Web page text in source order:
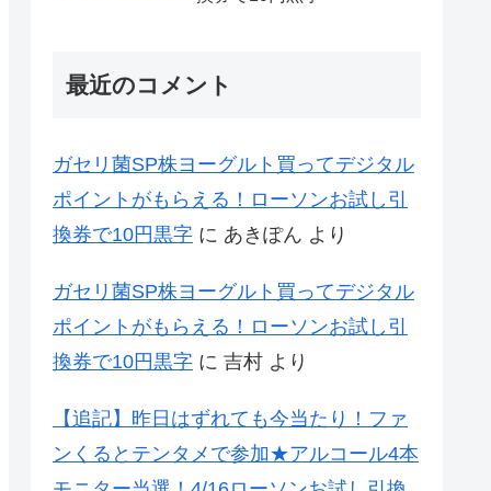
最近のコメント
ガセリ菌SP株ヨーグルト買ってデジタル
ポイントがもらえる！ローソンお試し引
換券で10円黒字 に あきぽん より
ガセリ菌SP株ヨーグルト買ってデジタル
ポイントがもらえる！ローソンお試し引
換券で10円黒字 に 吉村 より
【追記】昨日はずれても今当たり！ファ
ンくるとテンタメで参加★アルコール4本